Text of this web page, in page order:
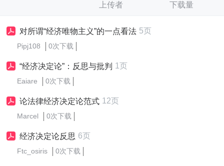
上传者 下载量
对所谓“经济唯物主义”的一点看法 5页
Pipj108 0次下载
“经济决定论”：反思与批判 1页
Eaiare 0次下载
论法律经济决定论范式 12页
Marcel 0次下载
经济决定论反思 6页
Ftc_osiris 0次下载